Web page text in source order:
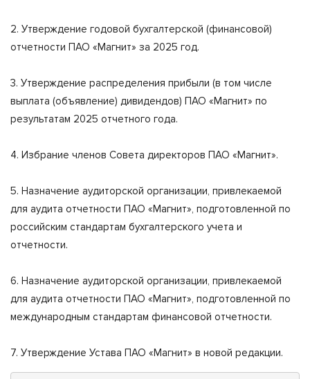
2. Утверждение годовой бухгалтерской (финансовой)
отчетности ПАО «Магнит» за 2025 год.
3. Утверждение распределения прибыли (в том числе
выплата (объявление) дивидендов) ПАО «Магнит» по
результатам 2025 отчетного года.
4. Избрание членов Совета директоров ПАО «Магнит».
5. Назначение аудиторской организации, привлекаемой
для аудита отчетности ПАО «Магнит», подготовленной по
российским стандартам бухгалтерского учета и
отчетности.
6. Назначение аудиторской организации, привлекаемой
для аудита отчетности ПАО «Магнит», подготовленной по
международным стандартам финансовой отчетности.
7. Утверждение Устава ПАО «Магнит» в новой редакции.